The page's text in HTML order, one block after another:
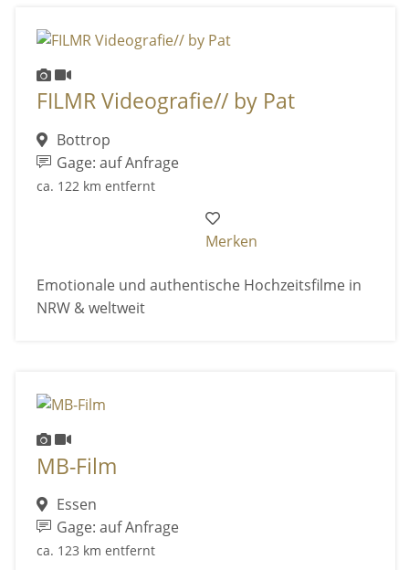
FILMR Videografie// by Pat
Bottrop
Gage: auf Anfrage
ca. 122 km entfernt
Merken
Emotionale und authentische Hochzeitsfilme in
NRW & weltweit
MB-Film
Essen
Gage: auf Anfrage
ca. 123 km entfernt